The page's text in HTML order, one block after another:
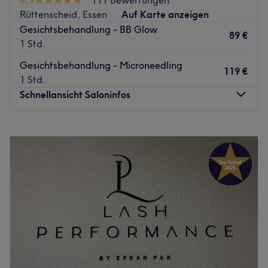
Rüttenscheid, Essen
Auf Karte anzeigen
Gesichtsbehandlung - BB Glow
1 Std.
89 €
Gesichtsbehandlung - Microneedling
1 Std.
119 €
Schnellansicht Saloninfos
18:00
18:00
–18:00
18:00
Samstag
09:00 – 15:00
Geschlossen
Der Beauty-Salon OhMyBeauty in Essen ist dein One-
Stop-Studio für Haare und Haut. Das Angebot ist